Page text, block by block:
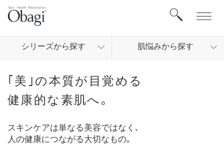
シリ ーズから探す 肌悩みから探す
｢美｣の本質が目覚める
健康的な素肌へ｡
スキンケアは単なる美容ではなく､
人の健康につながる大切なもの｡